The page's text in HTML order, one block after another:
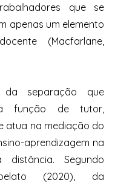
que se
apenas um elemento
(Macfarlane,
da separação que
função de tutor,
atua na mediação do
aprendizagem na
distância. Segundo
(2020), da